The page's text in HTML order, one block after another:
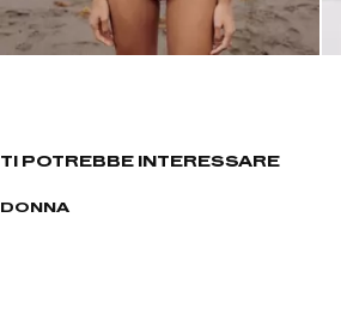
TI POTREBBE INTERESSARE
DONNA